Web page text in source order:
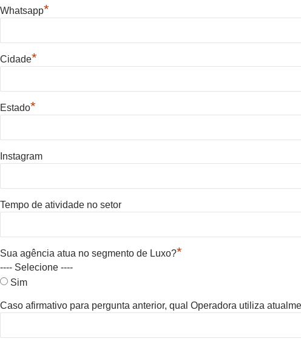
Whatsapp*
Cidade*
Estado*
Instagram
Tempo de atividade no setor
Sua agência atua no segmento de Luxo?*
---- Selecione ----
Sim
Caso afirmativo para pergunta anterior, qual Operadora utiliza